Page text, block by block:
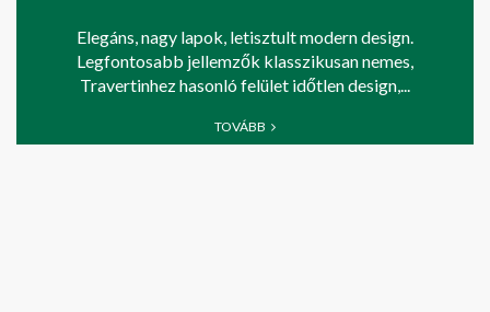
Elegáns, nagy lapok, letisztult modern design.
Legfontosabb jellemzők klasszikusan nemes,
Travertinhez hasonló felület időtlen design,...
TOVÁBB